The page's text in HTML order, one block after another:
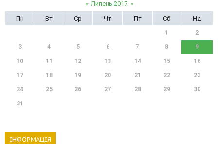
« Липень 2017 »
Пн
Вт Ср Чт Пт Сб Нд
1 2
3 4 5 6 7 8 9
10 11 12 13 14 15 16
17 18 19 20 21 22 23
24 25 26 27 28 29 30
31
ІНФОРМАЦІЯ